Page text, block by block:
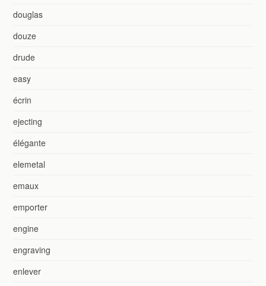
douglas
douze
drude
easy
écrin
ejecting
élégante
elemetal
emaux
emporter
engine
engraving
enlever